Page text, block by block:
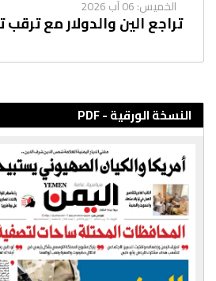
الخميس: 06 آب 2026
تراجع الين والدولار مع
النسخة الورقية - PDF